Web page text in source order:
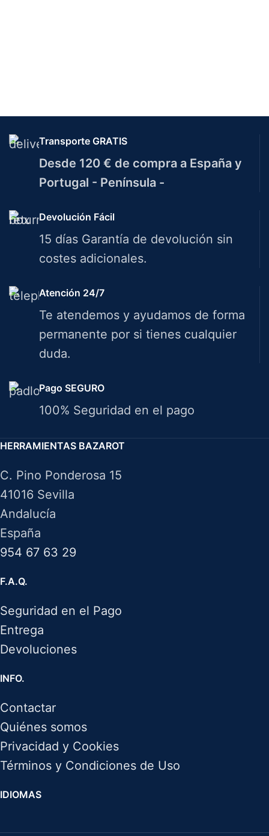
Transporte GRATIS
Desde 120 € de compra a España y
Portugal - Península -
Devolución Fácil
15 días Garantía de devolución sin
costes adicionales.
Atención 24/7
Te atendemos y ayudamos de forma
permanente por si tienes cualquier
duda.
Pago SEGURO
100% Seguridad en el pago
HERRAMIENTAS BAZAROT
C. Pino Ponderosa 15
41016 Sevilla
Andalucía
España
954 67 63 29
F.A.Q.
Seguridad en el Pago
Entrega
Devoluciones
INFO.
Contactar
Quiénes somos
Privacidad y Cookies
Términos y Condiciones de Uso
IDIOMAS